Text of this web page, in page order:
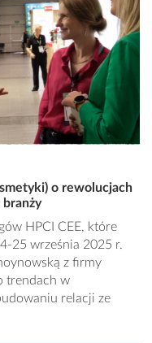
o rewolucjach
HPCI CEE, które
25 września 2025 r.
z firmy
trendach w
relacji ze